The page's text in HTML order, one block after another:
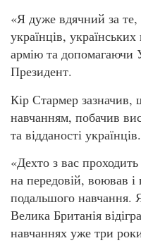
«Я дуже вдячний за
українців,
армію та допомагаючи
Президент.
Кір Стармер зазначив,
навчанням, побачив
та відданості українців.
«Дехто з вас
на передовій, воював і
подальшого
Велика Британія
навчаннях уже три